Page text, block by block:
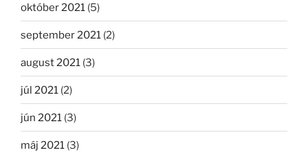
október 2021 (5)
september 2021 (2)
august 2021 (3)
júl 2021 (2)
jún 2021 (3)
máj 2021 (3)